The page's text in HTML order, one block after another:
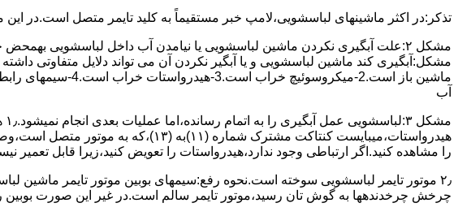
ﺗﺬﮐﺮ:در اﮐﺜﺮ ماشینهای لباسشویی،ﻻﻣﭗ ﺧﺒﺮ مستقیماً ﺑﻪ ﮐﻠﯿﺪ ﺗﺎﯾﻤﺮ ﻣﺘﺼﻞ اﺳﺖ.در
مشکل ۲:علت آبگیری نکردن ماشین لباسشویی یا نیامدن آب داخل لباسشویی
آب
ﻫﯿﺪرواﺳﺘﺎت،میبایست ﮐﻨﺘﺎﮐﺖ ﻣﺸﺘﺮک
را ﻣﺸﺎﻫﺪه کنید.اﮔﺮ ارﺗﺒﺎطی وجود ندارد،ﻫﯿﺪرواﺳﺘﺎت را ﺗﻌﻮﯾﺾ ﮐﻨﯿﺪ،زﯾﺮا قابل ﺗﻌﻤﯿﺮ
ﭼﺮﺧﺶ چرخدندهها به گوش تان رﺳﯿﺪ،ﻣﻮﺗﻮر ﺗﺎﯾﻤﺮ ﺳﺎﻟﻢ اﺳﺖ.در ﻏﯿﺮ اﯾﻦ ﺻﻮرت ﺑﻮﺑﯿﻦ